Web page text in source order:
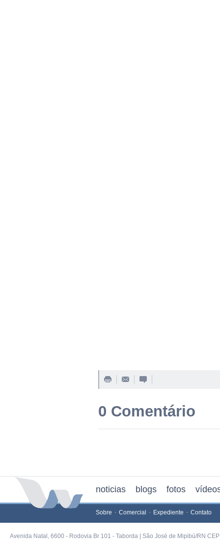
0 Comentário
noticias blogs fotos
Sobre Comercial Expediente Contato
Avenida Natal, 6600 - Rodovia Br 101 - Taborda | São José de Mipibú/RN